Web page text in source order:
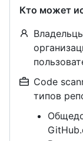
Кто может
Code
типов